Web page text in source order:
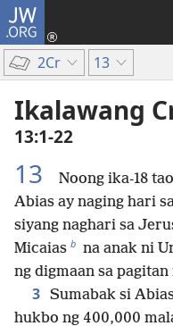
JW.ORG
2Cr 13
Ikalawang
13:1-22
13
Noong ika-18
Abias ay naging hari
siyang naghari sa
Micaias b na anak ni
ng digmaan sa
3 Sumabak si
hukbo ng 400,000